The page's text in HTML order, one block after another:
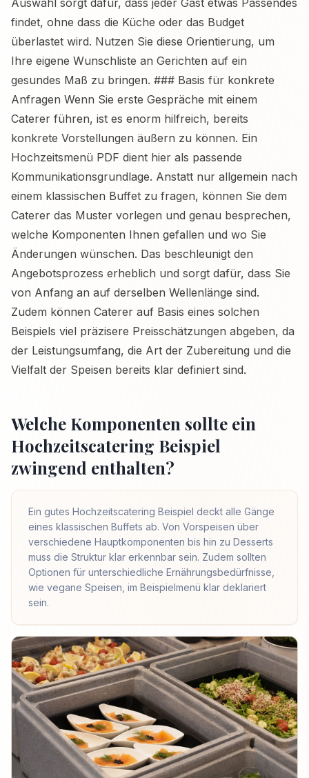
Auswahl sorgt dafür, dass jeder Gast etwas Passendes
findet, ohne dass die Küche oder das Budget
überlastet wird. Nutzen Sie diese Orientierung, um
Ihre eigene Wunschliste an Gerichten auf ein
gesundes Maß zu bringen. ### Basis für konkrete
Anfragen Wenn Sie erste Gespräche mit einem
Caterer führen, ist es enorm hilfreich, bereits
konkrete Vorstellungen äußern zu können. Ein
Hochzeitsmenü PDF dient hier als passende
Kommunikationsgrundlage. Anstatt nur allgemein nach
einem klassischen Buffet zu fragen, können Sie dem
Caterer das Muster vorlegen und genau besprechen,
welche Komponenten Ihnen gefallen und wo Sie
Änderungen wünschen. Das beschleunigt den
Angebotsprozess erheblich und sorgt dafür, dass Sie
von Anfang an auf derselben Wellenlänge sind.
Zudem können Caterer auf Basis eines solchen
Beispiels viel präzisere Preisschätzungen abgeben, da
der Leistungsumfang, die Art der Zubereitung und die
Vielfalt der Speisen bereits klar definiert sind.
Welche Komponenten sollte ein
Hochzeitscatering Beispiel
zwingend enthalten?
Ein gutes Hochzeitscatering Beispiel deckt alle Gänge
eines klassischen Buffets ab. Von Vorspeisen über
verschiedene Hauptkomponenten bis hin zu Desserts
muss die Struktur klar erkennbar sein. Zudem sollten
Optionen für unterschiedliche Ernährungsbedürfnisse,
wie vegane Speisen, im Beispielmenü klar deklariert
sein.